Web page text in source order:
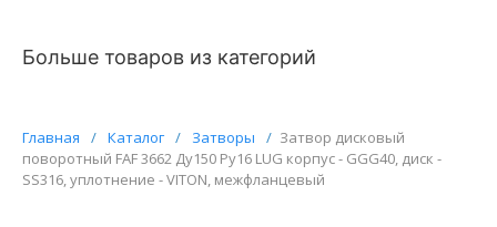
Больше товаров из категорий
Главная / Каталог / Затворы / Затвор дисковый
поворотный FAF 3662 Ду150 Ру16 LUG корпус - GGG40, диск -
SS316, уплотнение - VITON, межфланцевый